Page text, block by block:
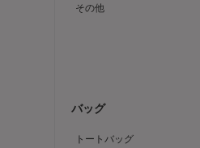
その他
バッグ
トートバッグ